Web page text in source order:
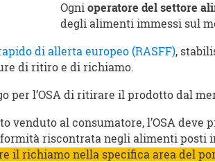
Ogni operatore del settore
degli alimenti immessi sul
di allerta europeo (RASFF),
di ritiro e di richiamo.
per l’OSA di ritirare il prodotto dal
venduto al consumatore, l’OSA deve
riscontrata negli alimenti posti
il richiamo nella specifica area del